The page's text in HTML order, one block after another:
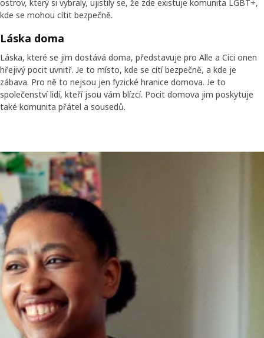
ostrov, který si vybraly, ujistily se, že zde existuje komunita LGBT+,
kde se mohou cítit bezpečně.
Láska doma
Láska, které se jim dostává doma, představuje pro Alle a Cici onen
hřejivý pocit uvnitř. Je to místo, kde se cítí bezpečně, a kde je
zábava. Pro ně to nejsou jen fyzické hranice domova. Je to
společenství lidí, kteří jsou vám blízcí. Pocit domova jim poskytuje
také komunita přátel a sousedů.